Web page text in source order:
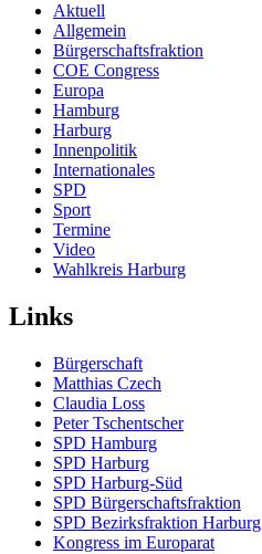
Aktuell
Allgemein
Bürgerschaftsfraktion
COE Congress
Europa
Hamburg
Harburg
Innenpolitik
Internationales
SPD
Sport
Termine
Video
Wahlkreis Harburg
Links
Bürgerschaft
Matthias Czech
Claudia Loss
Peter Tschentscher
SPD Hamburg
SPD Harburg
SPD Harburg-Süd
SPD Bürgerschaftsfraktion
SPD Bezirksfraktion Harburg
Kongress im Europarat